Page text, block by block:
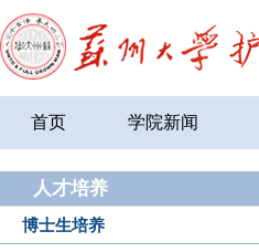
首页 学院新闻
人才培养
博士生培养